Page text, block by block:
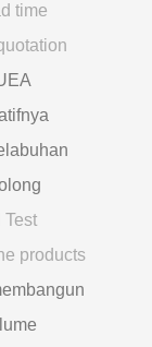
time
Test
products